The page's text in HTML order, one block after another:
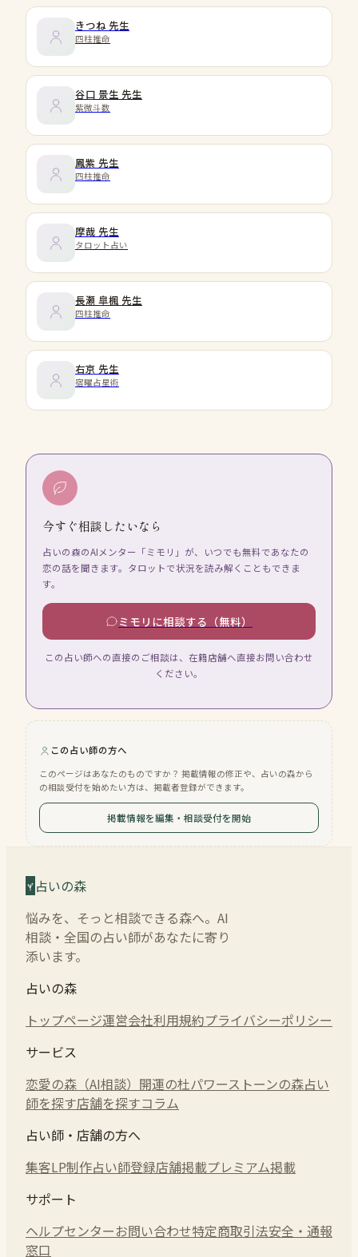
きつね 先生
四柱推命
谷口 景生 先生
紫微斗数
鳳紫 先生
四柱推命
摩哉 先生
タロット占い
長瀬 皐楓 先生
四柱推命
右京 先生
宿曜占星術
今すぐ相談したいなら
占いの森のAIメンター「ミモリ」が、いつでも無料であなたの
恋の話を聞きます。タロットで状況を読み解くこともできま
す。
ミモリに相談する（無料）
この占い師への直接のご相談は、在籍店舗へ直接お問い合わせ
ください。
この占い師の方へ
このページはあなたのものですか？ 掲載情報の修正や、占いの森から
の相談受付を始めたい方は、掲載者登録ができます。
掲載情報を編集・相談受付を開始
占いの森
悩みを、そっと相談できる森へ。AI
相談・全国の占い師があなたに寄り
添います。
占いの森
トップページ運営会社利用規約プライバシーポリシー
サービス
恋愛の森（AI相談） 開運の杜パワーストーンの森占い
師を探す店舗を探すコラム
占い師・店舗の方へ
集客LP制作占い師登録店舗掲載プレミアム掲載
サポート
ヘルプセンターお問い合わせ特定商取引法安全・通報
窓口